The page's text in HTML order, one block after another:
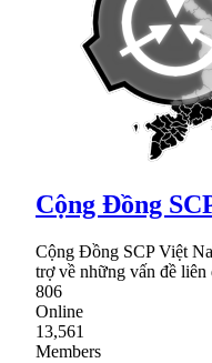
Cộng Đồng
Cộng Đồng SCP Việt
trợ về những vấn đề liên
806
Online
13,561
Members